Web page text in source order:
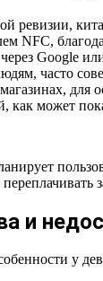
ревизии,
NFC,
Google
часто
для
как может
и
у